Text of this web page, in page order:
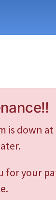
is down
for your